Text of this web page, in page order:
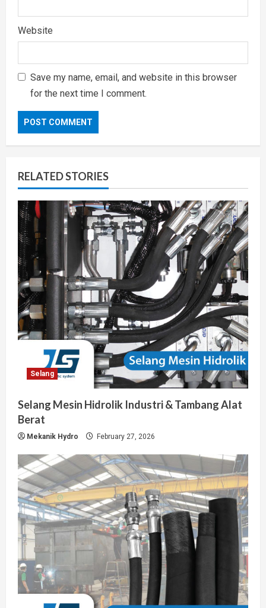
Website
Save my name, email, and website in this browser
for the next time I comment.
RELATED STORIES
Selang
Selang Mesin Hidrolik Industri & Tambang Alat
Berat
Mekanik Hydro February 27, 2026